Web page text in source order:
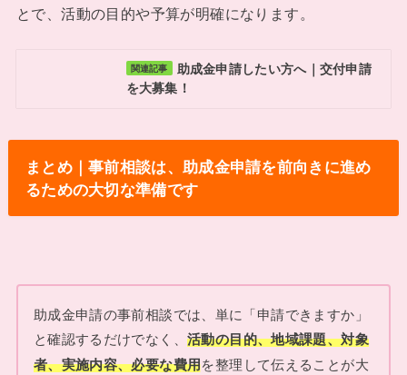
とで、活動の目的や予算が明確になります。
関連記事
助成金申請したい方へ｜交付申請
を大募集！
まとめ｜事前相談は、助成金申請を前向きに進め
るための大切な準備です
助成金申請の事前相談では、単に「申請できますか」
と確認するだけでなく、 活動の目的、地域課題、対象
者、実施内容、必要な費用を整理して伝えることが大